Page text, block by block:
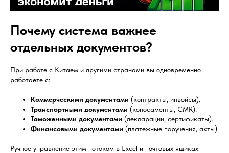
Почему система важнее
отдельных документов?
При работе с Китаем и другими странами вы одновременно
работаете с:
Коммерческими документами (контракты, инвойсы).
Транспортными документами (коносаменты, CMR).
Таможенными документами (декларации, сертификаты).
Финансовыми документами (платежные поручения, акты).
Ручное управление этим потоком в Excel и почтовых ящиках